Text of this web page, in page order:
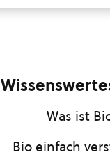
Was ist
Bio einfach